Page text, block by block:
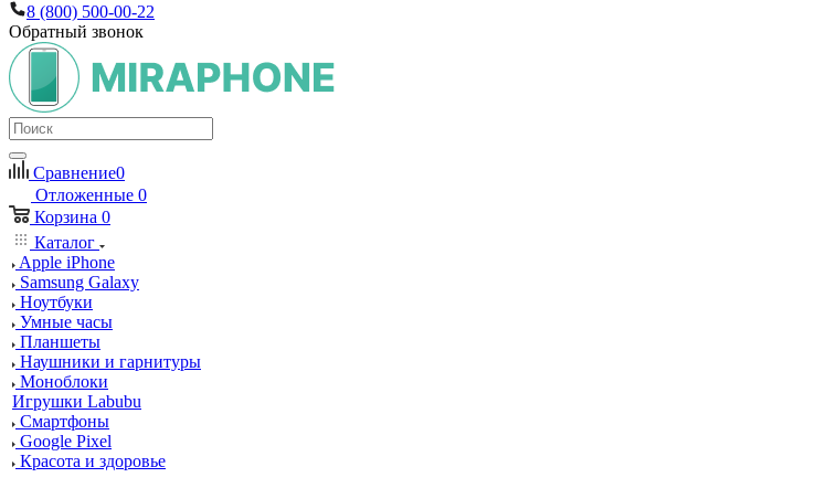
8 (800) 500-00-22
Обратный звонок
Сравнение0
Отложенные 0
Корзина 0
Каталог
Apple iPhone
Samsung Galaxy
Ноутбуки
Умные часы
Планшеты
Наушники и гарнитуры
Моноблоки
Игрушки Labubu
Смартфоны
Google Pixel
Красота и здоровье